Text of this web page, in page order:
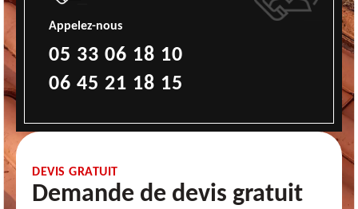
Appelez-nous
05 33 06 18 10
06 45 21 18 15
DEVIS GRATUIT
Demande de devis gratuit